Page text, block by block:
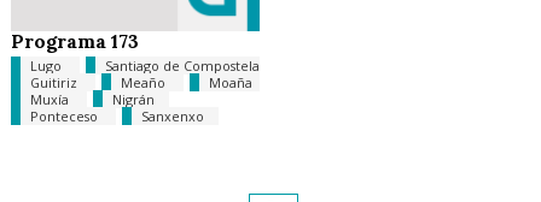
Programa 173
Lugo
Santiago de Compostela
Guitiriz
Meaño
Moaña
Muxía
Nigrán
Ponteceso
Sanxenxo